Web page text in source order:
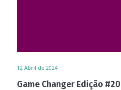
12 Abril de 2024
Game Changer Edição